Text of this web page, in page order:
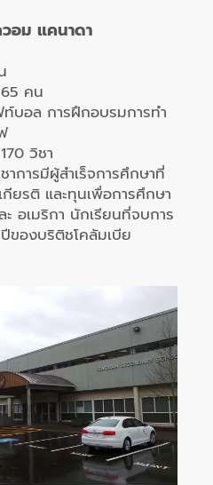
อม แคนาดา
คน
บอล การฝึกอบรมการทำ
วิชา
าการมีผู้สำเร็จการศึกษาที่
ยรติ และทุนเพื่อการศึกษา
อเมริกา นักเรียนที่จบการ
ของบริติชโคลัมเบีย